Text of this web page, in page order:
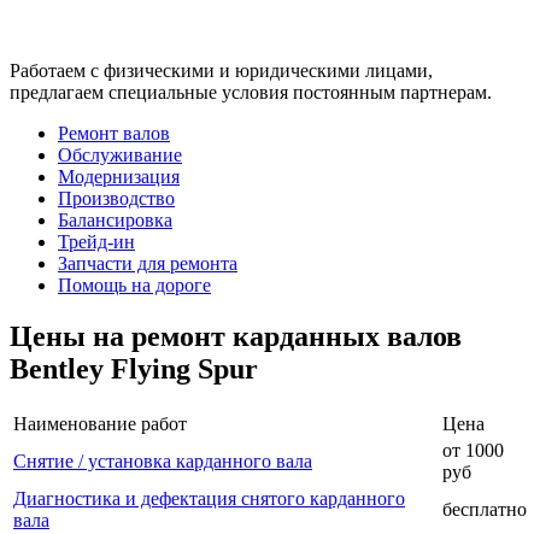
Работаем с физическими и юридическими лицами,
предлагаем специальные условия постоянным партнерам.
Ремонт валов
Обслуживание
Модернизация
Производство
Балансировка
Трейд-ин
Запчасти для ремонта
Помощь на дороге
Цены на ремонт карданных валов
Bentley Flying Spur
Наименование работ
Цена
Снятие / установка карданного вала
от 1000
руб
Диагностика и дефектация снятого карданного
вала
бесплатно